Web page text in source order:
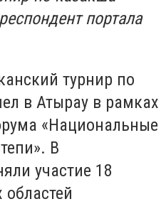
портала
турнир по
в Атырау в рамках
«Национальные
В
участие 18
областей